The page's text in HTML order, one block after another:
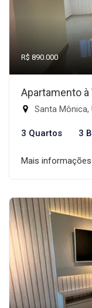
R$ 890.000
Apartamento à
Santa Mônica,
3 Quartos 3
Mais informações